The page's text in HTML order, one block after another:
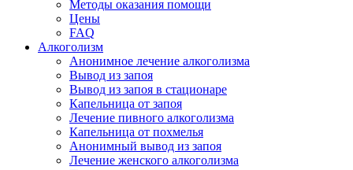
Методы оказания помощи
Цены
FAQ
Алкоголизм
Анонимное лечение алкоголизма
Вывод из запоя
Вывод из запоя в стационаре
Капельница от запоя
Лечение пивного алкоголизма
Капельница от похмелья
Анонимный вывод из запоя
Лечение женского алкоголизма